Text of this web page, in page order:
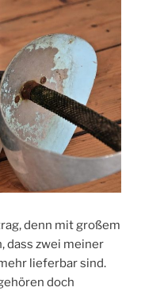
denn mit großem
dass zwei meiner
lieferbar sind.
doch